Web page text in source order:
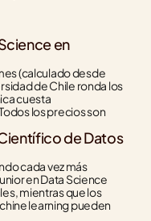
en
(calculado desde
de Chile ronda los
cuesta
los precios son
de Datos
cada vez más
en Data Science
mientras que los
learning pueden